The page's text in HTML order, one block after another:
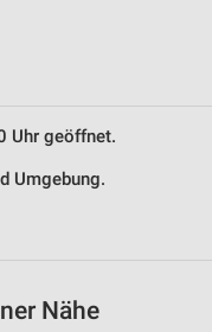
Uhr geöffnet.
Umgebung.
Nähe